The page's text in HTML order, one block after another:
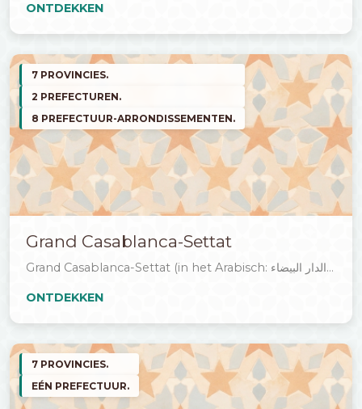
ONTDEKKEN
7 PROVINCIES.
2 PREFECTUREN.
8 PREFECTUUR-ARRONDISSEMENTEN.
Grand Casablanca-Settat
Grand Casablanca-Settat (in het Arabisch: الدار البيضاء...
ONTDEKKEN
7 PROVINCIES.
EÉN PREFECTUUR.